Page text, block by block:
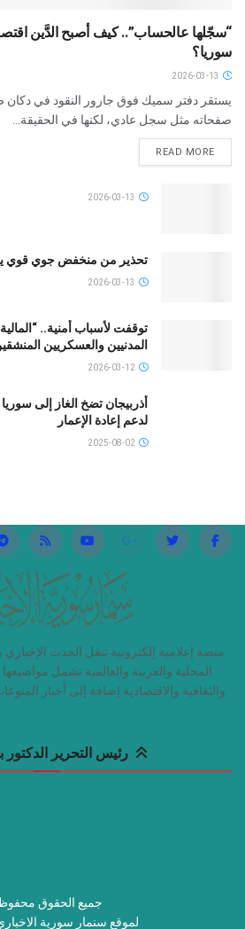
“سجّلها عالحساب”.. كيف أصبح الدَّين
سوريا؟
يستقر دفتر سميك فوق جارور النقود في دكان
صفحاته مثل سجل عادي، لكنها في الحقيقة...
READ MORE
تحذير من منخفض جوي قوي
توقفت لأسباب أمنية..
المدنيين والعسكريين
أذربيجان تضخ الغاز إلى
لدعم إعادة الإعمار
منصة إعلامية إلكترونية تنقل الحدث
المحلية والعربية والعالمية تشمل
والثقافية والاقتصادية إضافة إلى أخبار
رئيس التحرير الدكتور
جميع الحقوق
لموقع سنمار سورية الاخباري